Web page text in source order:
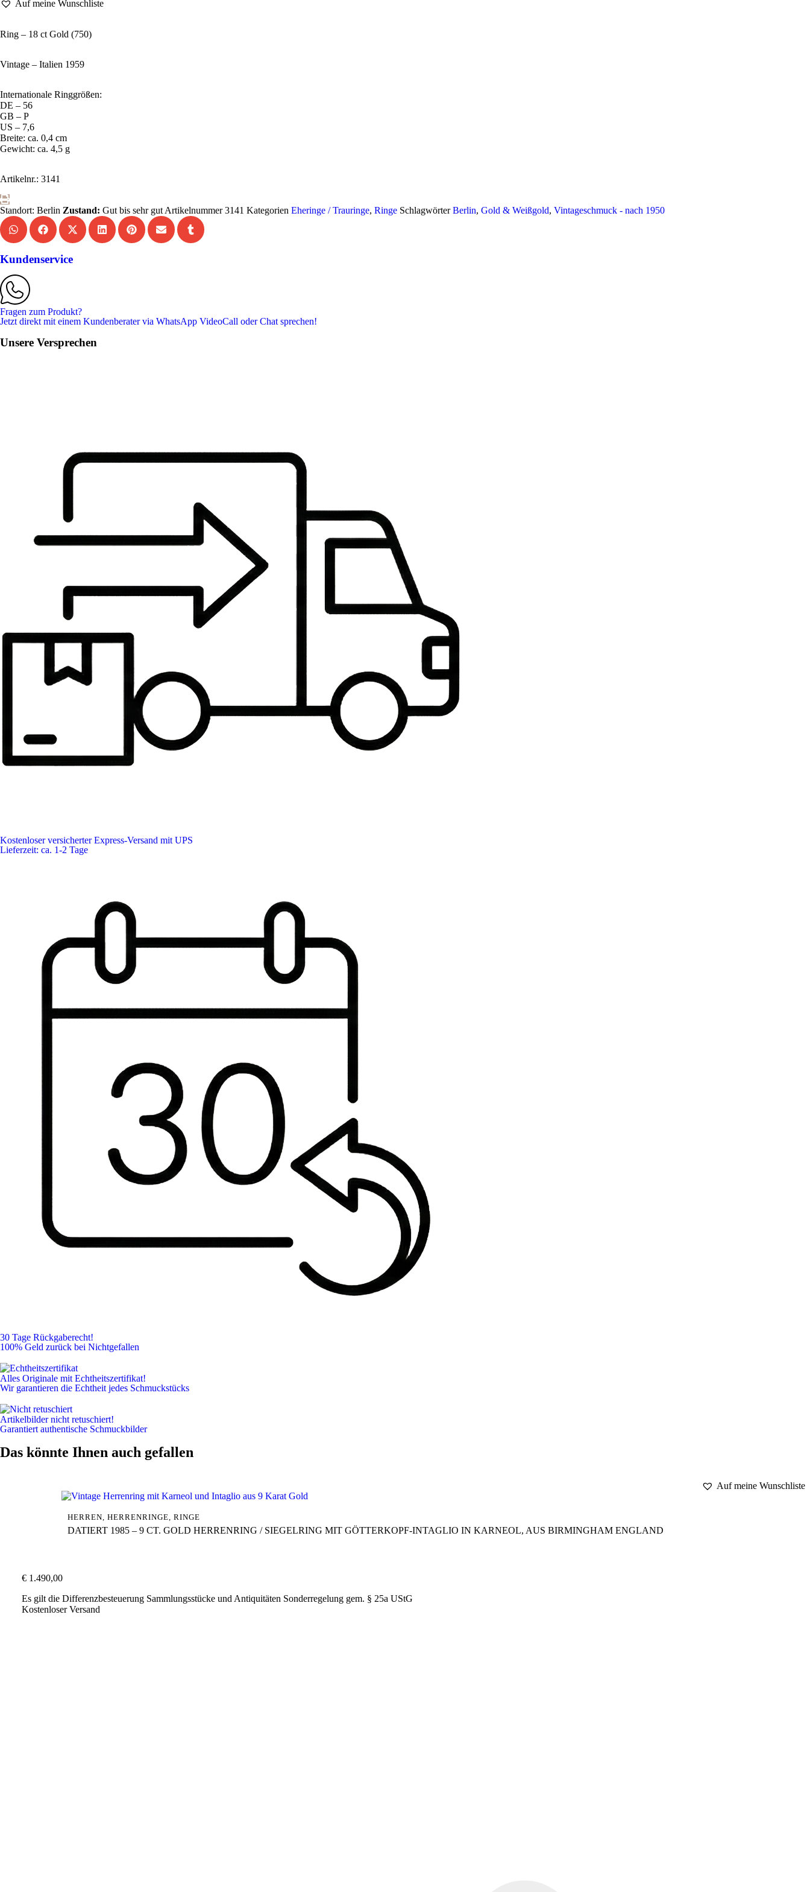
Auf meine Wunschliste
Ring – 18 ct Gold (750)
Vintage – Italien 1959
Internationale Ringgrößen:
DE – 56
GB – P
US – 7,6
Breite: ca. 0,4 cm
Gewicht: ca. 4,5 g
Artikelnr.: 3141
Standort: Berlin Zustand: Gut bis sehr gut Artikelnummer3141 Kategorien Eheringe / Trauringe, Ringe Schlagwörter Berlin, Gold & Weißgold, Vintageschmuck - nach 1950
Kundenservice
Fragen zum Produkt?
Jetzt direkt mit einem Kundenberater via WhatsApp VideoCall oder Chat sprechen!
Unsere Versprechen
Kostenloser versicherter Express-Versand mit UPS
Lieferzeit: ca. 1-2 Tage
30 Tage Rückgaberecht!
100% Geld zurück bei Nichtgefallen
Alles Originale mit Echtheitszertifikat!
Wir garantieren die Echtheit jedes Schmuckstücks
Artikelbilder nicht retuschiert!
Garantiert authentische Schmuckbilder
Das könnte Ihnen auch gefallen
Auf meine Wunschliste
HERREN HERRENRINGE RINGE
DATIERT 1985 – 9 CT. GOLD HERRENRING / SIEGELRING MIT GÖTTERKOPF-INTAGLIO IN KARNEOL, AUS BIRMINGHAM ENGLAND
€ 1.490,00
Es gilt die Differenzbesteuerung Sammlungsstücke und Antiquitäten Sonderregelung gem. § 25a UStG
Kostenloser Versand